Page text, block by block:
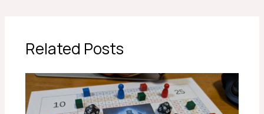
Related Posts